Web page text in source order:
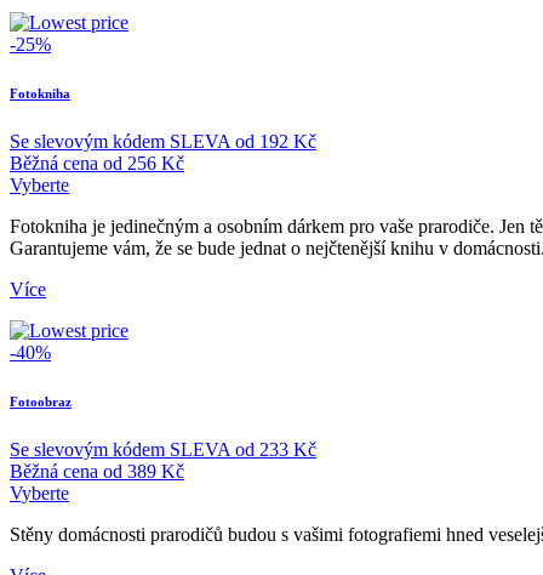
-25%
Fotokniha
Se slevovým kódem SLEVA od 192 Kč
Běžná cena od 256 Kč
Vyberte
Fotokniha je jedinečným a osobním dárkem pro vaše prarodiče.
Garantujeme vám, že se bude jednat o nejčtenější knihu v
Více
-40%
Fotoobraz
Se slevovým kódem SLEVA od 233 Kč
Běžná cena od 389 Kč
Vyberte
Stěny domácnosti prarodičů budou s vašimi fotografiemi hned